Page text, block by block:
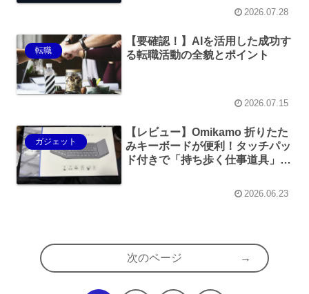
2026.07.28
転職
【要確認！】AIを活用した成功す
る転職活動の全貌とポイント
2026.07.15
ガジェット
【レビュー】Omikamo 折りたた
みキーボードが便利！タッチパッ
ド付きで「持ち歩く仕事道具」の
2026.06.23
次のページ